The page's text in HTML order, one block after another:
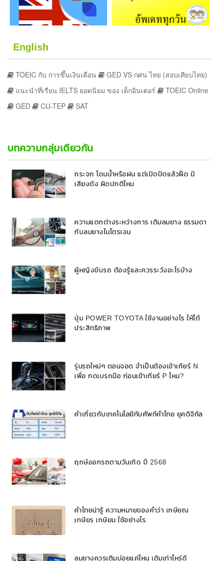
English
TOEIC กับ การขึ้นเงินเดือน
GED VS กศน ไทย (สอบเทียบไทย)
แนะนำที่เรียน IELTS ยอดนิยม ของ เด็กอินเตอร์
TOEIC Online
GED
CU-TEP SAT
บทความกลุ่มเดียวกัน
กระจก โดนน้ำหรือฝน แต่เปิดปัดแล้วฝืด มี
เสียงดัง ผิดปกติไหม
ความแตกต่างระหว่างการ เติมลมยาง ธรรมดา
กับลมยางไนโตรเจน
ผู้หญิงขับรถ ต้องรู้และควรระวังอะไรบ้าง
ปุ่ม POWER TOYOTA ใช้งานอย่างไร ให้ได้
ประสิทธิภาพ
รุ่นรถใหม่ๆ ตอนจอด จำเป็นต้องเข้าเกียร์ N
เพื่อ กดเบรกมือ ก่อนเข้าเกียร์ P ไหม?
คำเกี่ยวกับเทคโนโลยีทับศัพท์คำไทย ยุคดิจิทัล
ฤกษ์ออกรถตามวันเกิด ปี 2568
คำไทยน่ารู้ ความหมายของคำว่า เกษียณ
เกษียร เกษียน ใช้อย่างไร
ลมยางควรเติมบ่อยแค่ไหน เติมเท่าไหร่ดี